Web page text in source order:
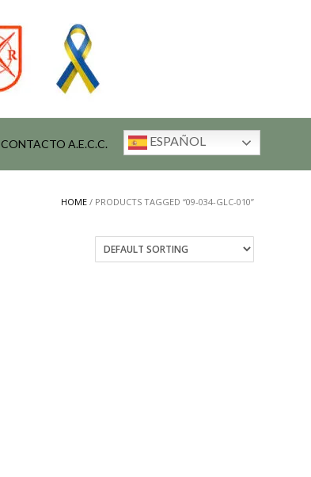
CONTACTO A.E.C.C. ESPAÑOL
HOME / PRODUCTS TAGGED “09-034-GLC-010”